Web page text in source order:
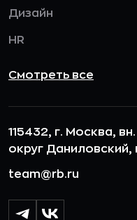
Дизайн
HR
Смотреть все
115432, г. Москва,
округ Даниловский,
team@rb.ru